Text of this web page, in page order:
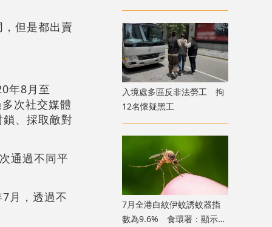
但是都出賣
年8月至
次社交媒體
、採取敵對
通過不同平
月，透過不
當地全部安全
入境處多區反非法勞工 拘
12名懷疑黑工
7月全港白紋伊蚊誘蚊器指
數為9.6% 食環署：顯示分